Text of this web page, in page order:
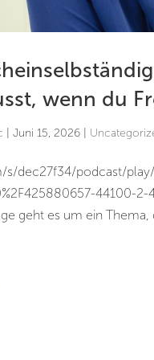
wenn du
|Juni 15, 2026
dec27f34/podcast/play/
44100-
geht es um ein Thema,